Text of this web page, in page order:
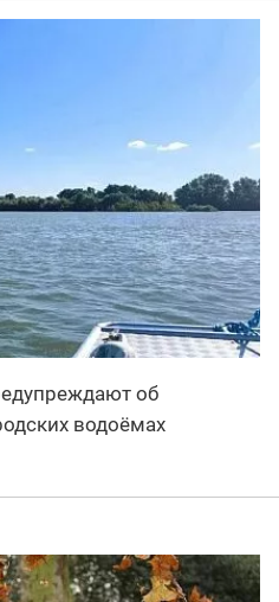
об
водоёмах